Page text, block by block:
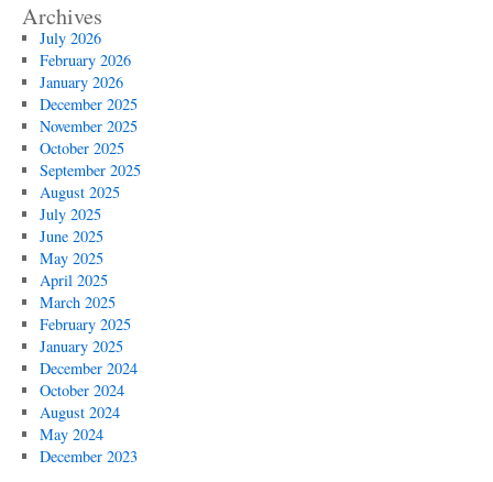
Archives
July 2026
February 2026
January 2026
December 2025
November 2025
October 2025
September 2025
August 2025
July 2025
June 2025
May 2025
April 2025
March 2025
February 2025
January 2025
December 2024
October 2024
August 2024
May 2024
December 2023